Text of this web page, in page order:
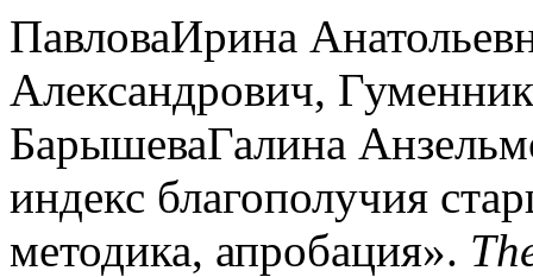
ПавловаИрина
Александрович,
БарышеваГалина
индекс благополучия
методика, апробация».